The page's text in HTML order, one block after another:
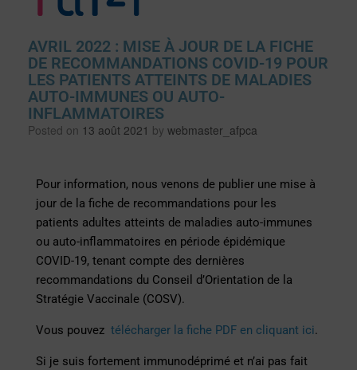
AVRIL 2022 : MISE À JOUR DE LA FICHE
DE RECOMMANDATIONS COVID-19 POUR
LES PATIENTS ATTEINTS DE MALADIES
AUTO-IMMUNES OU AUTO-
INFLAMMATOIRES
Posted on 13 août 2021 by webmaster_afpca
Pour information, nous venons de publier une mise à
jour de la fiche de recommandations pour les
patients adultes atteints de maladies auto-immunes
ou auto-inflammatoires en période épidémique
COVID-19, tenant compte des dernières
recommandations du Conseil d’Orientation de la
Stratégie Vaccinale (COSV).
Vous pouvez télécharger la fiche PDF en cliquant ici.
Si je suis fortement immunodéprimé et n’ai pas fait